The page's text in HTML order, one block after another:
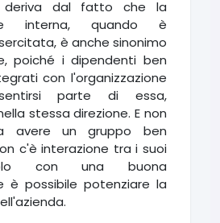
deriva dal fatto che la
interna, quando è
è anche sinonimo
poiché i dipendenti ben
con l'organizzazione
parte di essa,
stessa direzione. E non
avere un gruppo ben
c'è interazione tra i suoi
con una buona
è possibile potenziare la